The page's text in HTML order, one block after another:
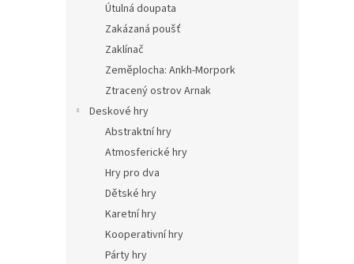
Útulná doupata
Zakázaná poušť
Zaklínač
Zeměplocha: Ankh-Morpork
Ztracený ostrov Arnak
Deskové hry
Abstraktní hry
Atmosferické hry
Hry pro dva
Dětské hry
Karetní hry
Kooperativní hry
Párty hry